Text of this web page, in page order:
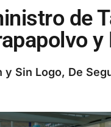
de
y Sin Logo, De